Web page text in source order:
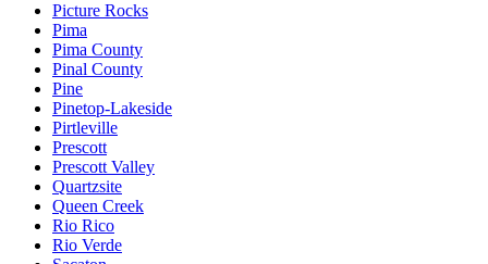
Picture Rocks
Pima
Pima County
Pinal County
Pine
Pinetop-Lakeside
Pirtleville
Prescott
Prescott Valley
Quartzsite
Queen Creek
Rio Rico
Rio Verde